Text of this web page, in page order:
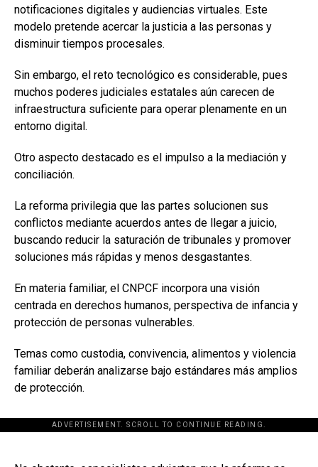
notificaciones digitales y audiencias virtuales. Este
modelo pretende acercar la justicia a las personas y
disminuir tiempos procesales.
Sin embargo, el reto tecnológico es considerable, pues
muchos poderes judiciales estatales aún carecen de
infraestructura suficiente para operar plenamente en un
entorno digital.
Otro aspecto destacado es el impulso a la mediación y
conciliación.
La reforma privilegia que las partes solucionen sus
conflictos mediante acuerdos antes de llegar a juicio,
buscando reducir la saturación de tribunales y promover
soluciones más rápidas y menos desgastantes.
En materia familiar, el CNPCF incorpora una visión
centrada en derechos humanos, perspectiva de infancia y
protección de personas vulnerables.
Temas como custodia, convivencia, alimentos y violencia
familiar deberán analizarse bajo estándares más amplios
de protección.
ADVERTISEMENT. SCROLL TO CONTINUE READING.
[adsforwp id="243463"]